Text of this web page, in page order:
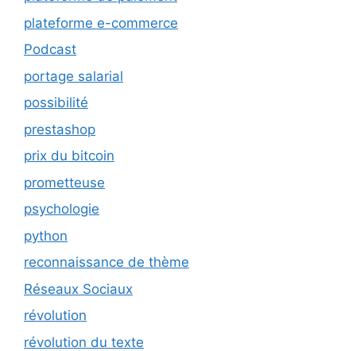
plateforme e-commerce
Podcast
portage salarial
possibilité
prestashop
prix du bitcoin
prometteuse
psychologie
python
reconnaissance de thème
Réseaux Sociaux
révolution
révolution du texte